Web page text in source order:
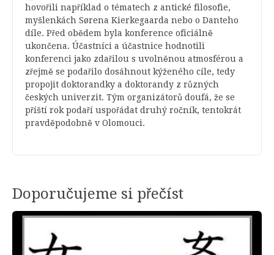
hovořili například o tématech z antické filosofie,
myšlenkách Sørena Kierkegaarda nebo o Danteho
díle. Před obědem byla konference oficiálně
ukončena. Účastníci a účastnice hodnotili
konferenci jako zdařilou s uvolněnou atmosférou a
zřejmě se podařilo dosáhnout kýženého cíle, tedy
propojit doktorandky a doktorandy z různých
českých univerzit. Tým organizátorů doufá, že se
příští rok podaří uspořádat druhý ročník, tentokrát
pravděpodobně v Olomouci.
Doporučujeme si přečíst